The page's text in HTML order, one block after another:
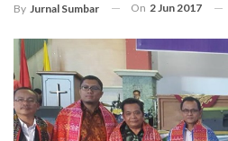
By Jurnal Sumbar On 2 Jun 2017